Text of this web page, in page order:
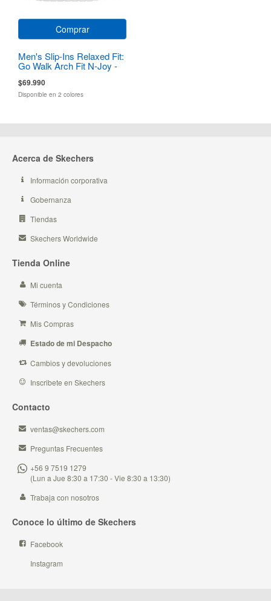
Comprar
Men's Slip-Ins Relaxed Fit:
Go Walk Arch Fit N-Joy -
$69.990
Disponible en 2 colores
Acerca de Skechers
Información corporativa
Gobernanza
Tiendas
Skechers Worldwide
Tienda Online
Mi cuenta
Términos y Condiciones
Mis Compras
Estado de mi Despacho
Cambios y devoluciones
Inscribete en Skechers
Contacto
ventas@skechers.com
Preguntas Frecuentes
+56 9 7519 1279
(Lun a Jue 8:30 a 17:30 - Vie 8:30 a 13:30)
Trabaja con nosotros
Conoce lo último de Skechers
Facebook
Instagram